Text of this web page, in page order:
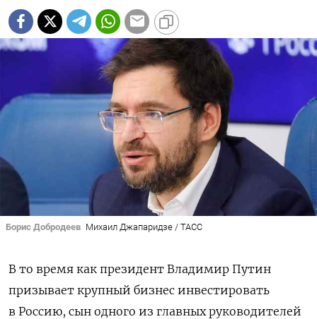
Борис Добродеев Михаил Джапаридзе / ТАСС
В то время как президент Владимир Путин
призывает крупный бизнес инвестировать
в Россию, сын одного из главных руководителей